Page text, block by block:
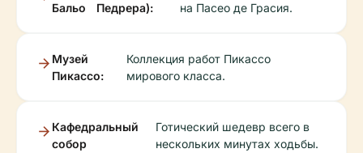
Бальо
Педрера):
на Пасео де Грасия.
Музей
Пикассо:
Коллекция работ Пикассо
мирового класса.
Кафедральный
собор
Готический шедевр всего в
нескольких минутах ходьбы.